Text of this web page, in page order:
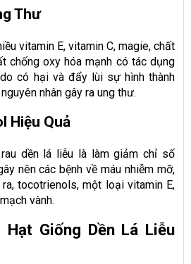
Thư
vitamin E, vitamin C, magie, chất
chống oxy hóa mạnh có tác dụng
có hại và đẩy lùi sự hình thành
nhân gây ra ung thư.
Hiệu Quả
dền lá liễu là làm giảm chỉ số
nên các bệnh về máu nhiễm mỡ,
tocotrienols, một loại vitamin E,
vành.
Hạt Giống Dền Lá Liễu